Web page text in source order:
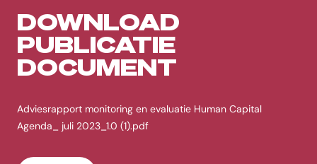
DOWNLOAD
PUBLICATIE
DOCUMENT
Adviesrapport monitoring en evaluatie Human Capital
Agenda_ juli 2023_1.0 (1).pdf